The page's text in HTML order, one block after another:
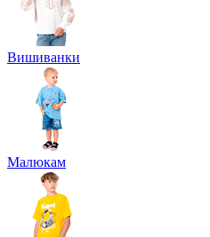
Вишиванки
Малюкам